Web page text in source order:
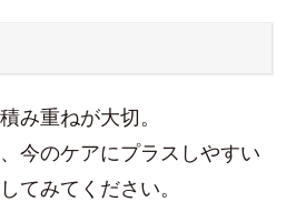
み重ねが大切。
今のケアにプラスしやすい
てみてください。